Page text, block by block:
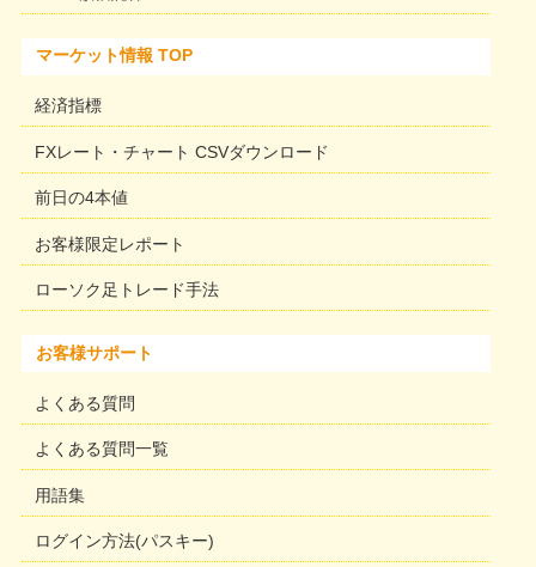
マーケット情報 TOP
経済指標
FXレート・チャート CSVダウンロード
前日の4本値
お客様限定レポート
ローソク足トレード手法
お客様サポート
よくある質問
よくある質問一覧
用語集
ログイン方法(パスキー)